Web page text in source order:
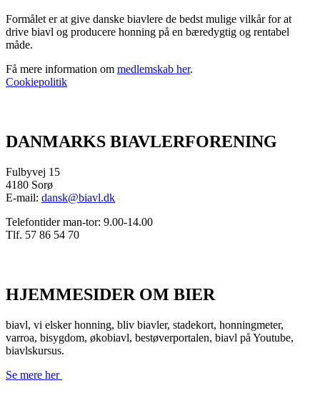
Formålet er at give danske biavlere de bedst mulige vilkår for at
drive biavl og producere honning på en bæredygtig og rentabel
måde.
Få mere information om medlemskab her.
Cookiepolitik
DANMARKS BIAVLERFORENING
Fulbyvej 15
4180 Sorø
E-mail: dansk@biavl.dk
Telefontider man-tor: 9.00-14.00
Tlf. 57 86 54 70
HJEMMESIDER OM BIER
biavl, vi elsker honning, bliv biavler, stadekort, honningmeter,
varroa, bisygdom, økobiavl, bestøverportalen, biavl på Youtube,
biavlskursus.
Se mere her